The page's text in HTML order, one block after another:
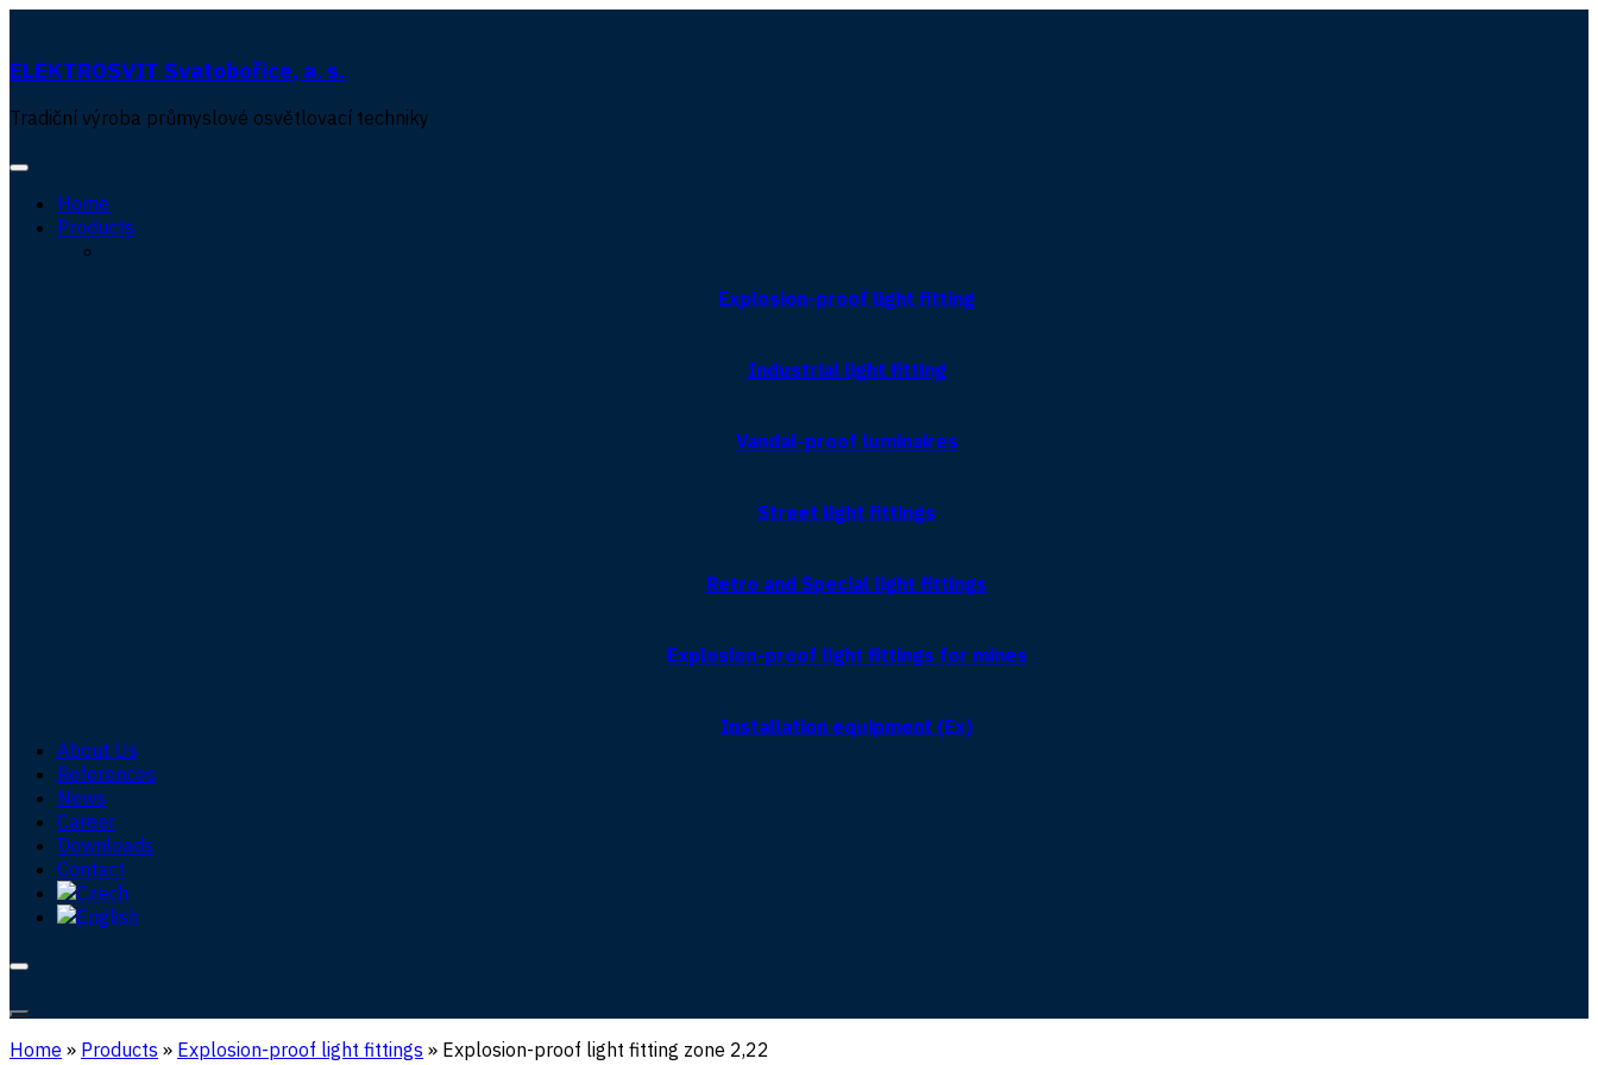
ELEKTROSVIT Svatobořice, a. s.
Tradiční výroba průmyslové osvětlovací techniky
Home
Products
Explosion-proof light fitting
Industrial light fitting
Vandal-proof luminaires
Street light fittings
Retro and Special light fittings
Explosion-proof light fittings for mines
Installation equipment (Ex)
About Us
References
News
Career
Downloads
Contact
Home » Products » Explosion-proof light fittings » Explosion-proof light fitting zone 2,22